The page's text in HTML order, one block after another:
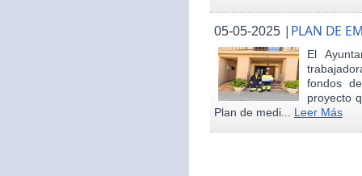
05-05-2025 | PLAN DE
El
fondos
proyecto
Plan de medi... Leer Más